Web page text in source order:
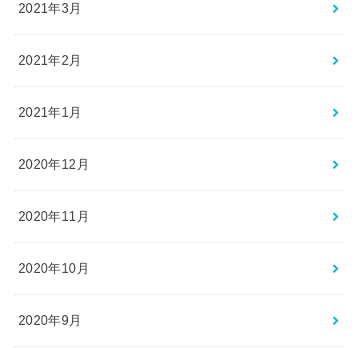
2021年3月
2021年2月
2021年1月
2020年12月
2020年11月
2020年10月
2020年9月